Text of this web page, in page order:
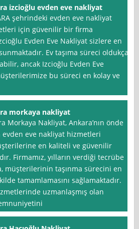
izcioğlu evden eve nakliyat
şehrindeki evden eve nakliyat
için güvenilir bir firma
Evden Eve Nakliyat sizlere en
Ev taşıma süreci oldukça
ancak Izcioğlu Evden Eve
bu süreci en kolay ve
morkaya nakliyat
Morkaya Nakliyat, Ankara’nın önde
evden eve nakliyat hizmetleri
en kaliteli ve güvenilir
Firmamız, yılların verdiği tecrübe
müşterilerinin taşınma sürecini en
tamamlamasını sağlamaktadır.
uzmanlaşmış olan